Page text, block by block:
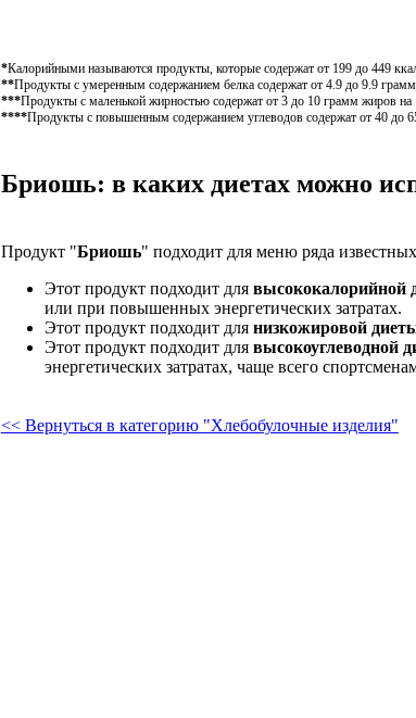
*Калорийными называются продукты, которые содержат от 199 до 449
**Продукты с умеренным содержанием белка содержат от 4.9 до 9.9 грамм
***Продукты с маленькой жирностью содержат от 3 до 10 грамм жиров на
****Продукты с повышенным содержанием углеводов содержат от 40 до
Бриошь: в каких диетах можно
Продукт "Бриошь" подходит для меню ряда
Этот продукт подходит для высококалорийной
или при повышенных энергетических затратах.
Этот продукт подходит для низкожировой
Этот продукт подходит для высокоуглеводной
энергетических затратах, чаще всего
<< Вернуться в категорию "Хлебобулочные изделия"